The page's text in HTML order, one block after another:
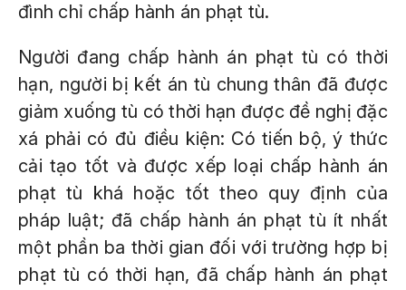
đình chỉ chấp hành án phạt tù.
Người đang chấp hành án phạt tù có thời
hạn, người bị kết án tù chung thân đã được
giảm xuống tù có thời hạn được đề nghị đặc
xá phải có đủ điều kiện: Có tiến bộ, ý thức
cải tạo tốt và được xếp loại chấp hành án
phạt tù khá hoặc tốt theo quy định của
pháp luật; đã chấp hành án phạt tù ít nhất
một phần ba thời gian đối với trường hợp bị
phạt tù có thời hạn, đã chấp hành án phạt